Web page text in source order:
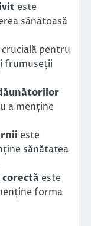
este
sănătoasă
crucială pentru
frumuseții
a menține
este
sănătatea
corectă este
forma